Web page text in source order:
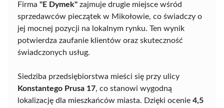
Firma "E Dymek" zajmuje drugie miejsce wśród
sprzedawców pieczątek w Mikołowie, co świadczy o
jej mocnej pozycji na lokalnym rynku. Ten wynik
potwierdza zaufanie klientów oraz skuteczność
świadczonych usług.
Siedziba przedsiębiorstwa mieści się przy ulicy
Konstantego Prusa 17, co stanowi wygodną
lokalizację dla mieszkańców miasta. Dzięki ocenie 4,5